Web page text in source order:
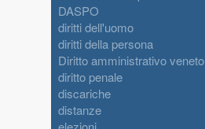
DASPO
diritti dell'uomo
diritti della persona
Diritto amministrativo veneto
diritto penale
discariche
distanze